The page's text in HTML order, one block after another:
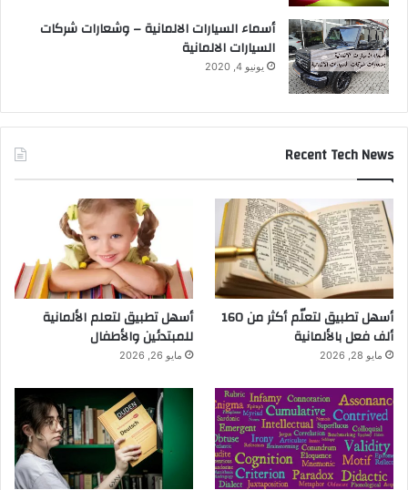
أسماء السيارات الالمانية – وشعارات شركات
السيارات الالمانية
يونيو 4, 2020
Recent Tech News
أسهل تطبيق لتعلّم أكثر من 160
ألف فعل بالألمانية
مايو 28, 2026
أسهل تطبيق لتعلم الألمانية
للمبتدئين والأطفال
مايو 26, 2026